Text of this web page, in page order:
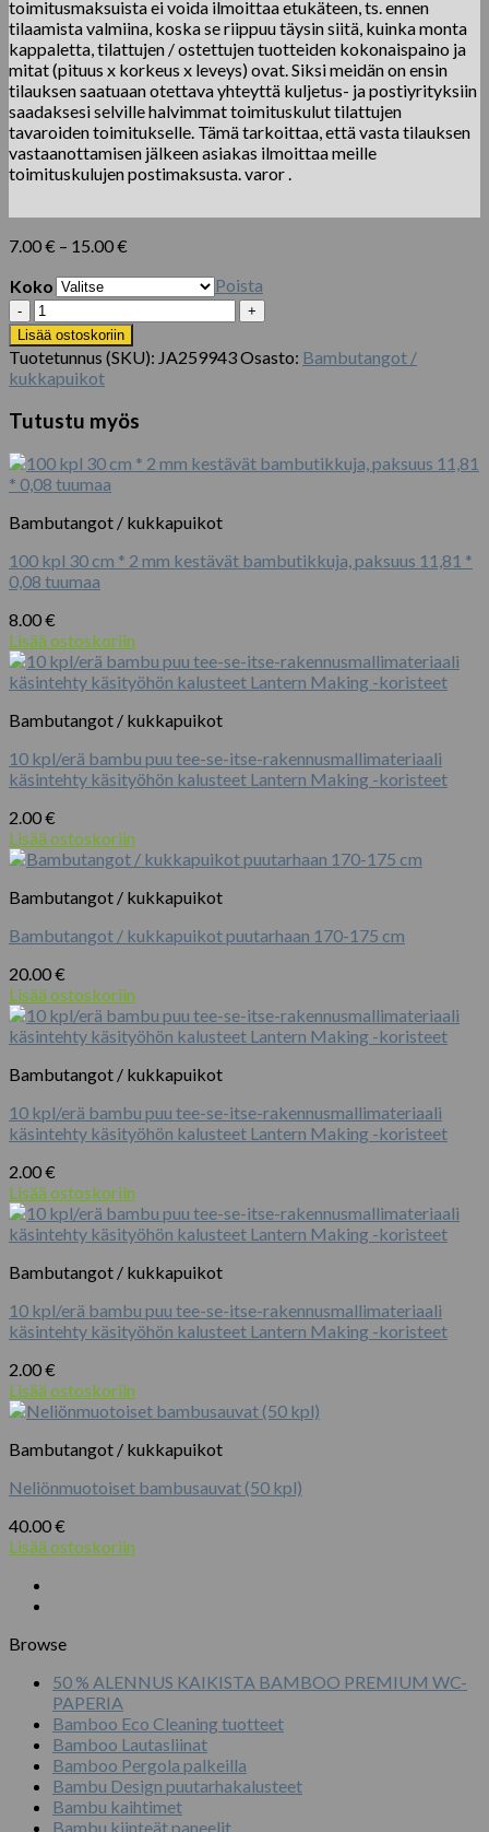
toimitusmaksuista ei voida ilmoittaa etukäteen, ts. ennen
tilaamista valmiina, koska se riippuu täysin siitä, kuinka monta
kappaletta, tilattujen / ostettujen tuotteiden kokonaispaino ja
mitat (pituus x korkeus x leveys) ovat. Siksi meidän on ensin
tilauksen saatuaan otettava yhteyttä kuljetus- ja postiyrityksiin
saadaksesi selville halvimmat toimituskulut tilattujen
tavaroiden toimitukselle. Tämä tarkoittaa, että vasta tilauksen
vastaanottamisen jälkeen asiakas ilmoittaa meille
toimituskulujen postimaksusta. varor .
7.00€ – 15.00€
15.00 €
Koko
Poista
50/30/10
kpl
keskeneräisiä
bambupuisia
tikkuja,
6
kokoa
määrä
Lisää ostoskoriin
Tuotetunnus (SKU): JA259943Osasto: Bambutangot /
kukkapuikot
Tutustu myös
Bambutangot / kukkapuikot
100 kpl 30 cm * 2 mm kestävät bambutikkuja, paksuus 11,81 *
0,08 tuumaa
8.00€
Lisää ostoskoriin
Bambutangot / kukkapuikot
10 kpl/erä bambu puu tee-se-itse-rakennusmallimateriaali
käsintehty käsityöhön kalusteet Lantern Making -koristeet
2.00€
Lisää ostoskoriin
Bambutangot / kukkapuikot
Bambutangot / kukkapuikot puutarhaan 170-175 cm
20.00€
Lisää ostoskoriin
Bambutangot / kukkapuikot
10 kpl/erä bambu puu tee-se-itse-rakennusmallimateriaali
käsintehty käsityöhön kalusteet Lantern Making -koristeet
2.00€
Lisää ostoskoriin
Bambutangot / kukkapuikot
10 kpl/erä bambu puu tee-se-itse-rakennusmallimateriaali
käsintehty käsityöhön kalusteet Lantern Making -koristeet
2.00€
Lisää ostoskoriin
Bambutangot / kukkapuikot
Neliönmuotoiset bambusauvat (50 kpl)
40.00€
Lisää ostoskoriin
Browse
50 % ALENNUS KAIKISTA BAMBOO PREMIUM WC-
PAPERIA
Bamboo Eco Cleaning tuotteet
Bamboo Lautasliinat
Bamboo Pergola palkeilla
Bambu Design puutarhakalusteet
Bambu kaihtimet
Bambu kiinteät paneelit